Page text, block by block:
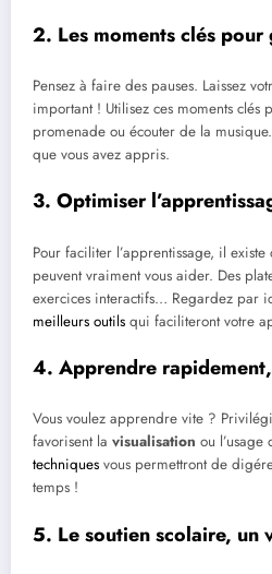
2. Les moments clés
Pensez à faire des pauses. Laissez
important ! Utilisez ces moments clés
promenade ou écouter de la
que vous avez appris.
3. Optimiser
Pour faciliter l’apprentissage, il existe
peuvent vraiment vous aider. Des
exercices interactifs… Regardez par
meilleurs outils qui faciliteront votre
4. Apprendre rapidement,
Vous voulez apprendre vite ?
favorisent la visualisation ou l’usage
techniques vous permettront de
temps !
5. Le soutien scolaire, un